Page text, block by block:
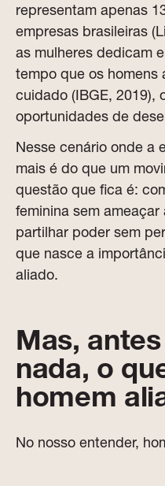
representam apenas
empresas brasileiras
as mulheres dedicam
tempo que os homens
cuidado (IBGE, 2019),
oportunidades de
Nesse cenário onde a
mais é do que um
questão que fica é:
feminina sem
partilhar poder sem
que nasce a
aliado.
Mas,
nada, o
homem
No nosso entender,